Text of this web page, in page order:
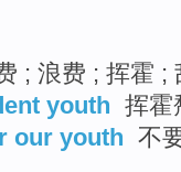
; 浪费 ; 挥霍 ;
youth 挥霍
our youth 不